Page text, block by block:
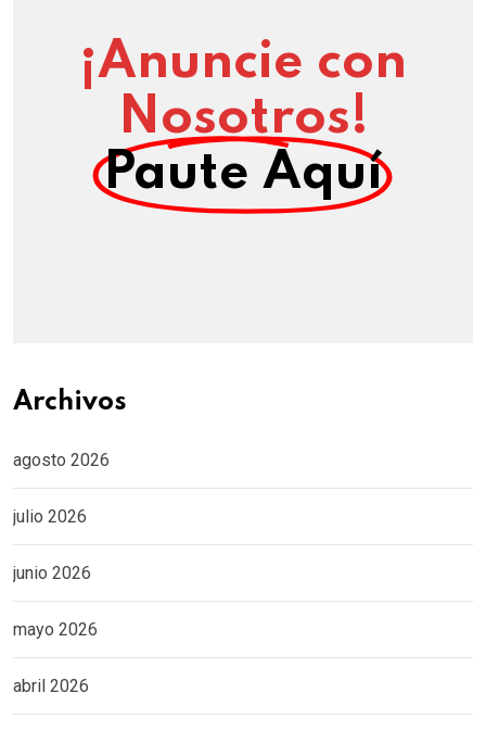
¡Anuncie con
Nosotros!
Paute Aquí
Archivos
agosto 2026
julio 2026
junio 2026
mayo 2026
abril 2026